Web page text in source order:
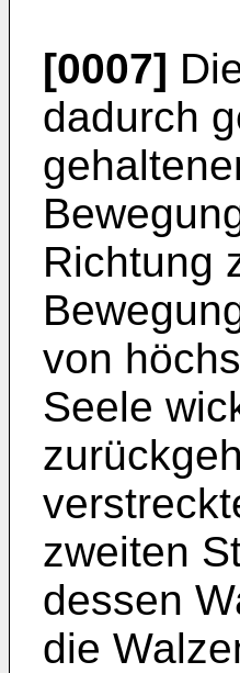
[0007]
dadurch
Richtung
von
Seele
zweiten
dessen
die